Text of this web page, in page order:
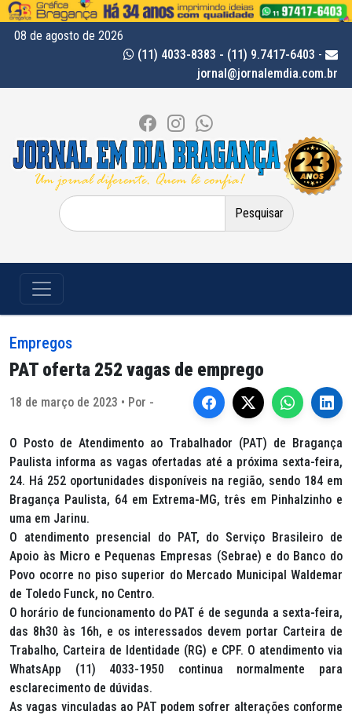
08 de agosto de 2026
(11) 4033-8383 - (11) 9.7417-6403 -
jornal@jornalemdia.com.br
Pesquisar
por:
Empregos
PAT oferta 252 vagas de emprego
18 de março de 2023 • Por -
O Posto de Atendimento ao Trabalhador (PAT) de Bragança
Paulista informa as vagas ofertadas até a próxima sexta-feira,
24. Há 252 oportunidades disponíveis na região, sendo 184 em
Bragança Paulista, 64 em Extrema-MG, três em Pinhalzinho e
uma em Jarinu.
O atendimento presencial do PAT, do Serviço Brasileiro de
Apoio às Micro e Pequenas Empresas (Sebrae) e do Banco do
Povo ocorre no piso superior do Mercado Municipal Waldemar
de Toledo Funck, no Centro.
O horário de funcionamento do PAT é de segunda a sexta-feira,
das 8h30 às 16h, e os interessados devem portar Carteira de
Trabalho, Carteira de Identidade (RG) e CPF. O atendimento via
WhatsApp (11) 4033-1950 continua normalmente para
esclarecimento de dúvidas.
As vagas vinculadas ao PAT podem sofrer alterações conforme